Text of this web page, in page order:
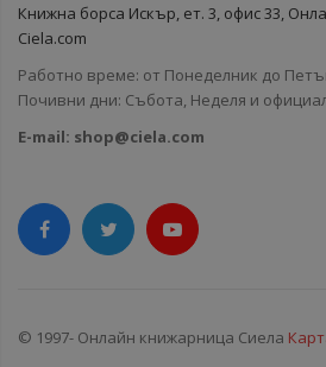
Книжна борса Искър, ет. 3, офис 33,
Ciela.com
Работно време: от Понеделник до
Почивни дни: Събота, Неделя и
E-mail: shop@ciela.com
© 1997- Онлайн книжарница Сиела